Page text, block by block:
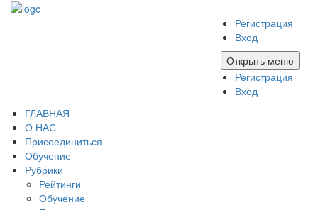
Регистрация
Вход
Открыть меню
Регистрация
Вход
ГЛАВНАЯ
О НАС
Присоединиться
Обучение
Рубрики
Рейтинги
Обучение